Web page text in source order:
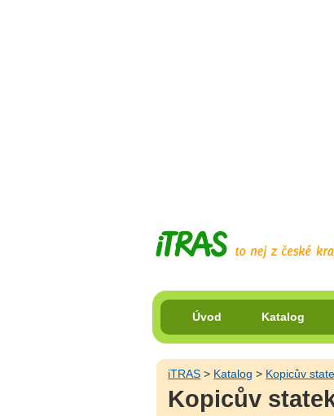
Úvod Katalog
iTRAS > Katalog > Kopicův
Kopicův